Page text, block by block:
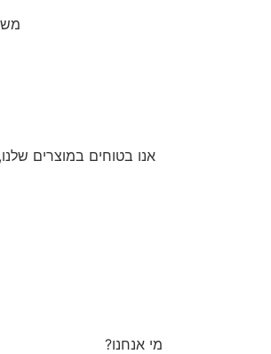
משלוח
אנו בטוחים במוצרים
מי אנחנו?